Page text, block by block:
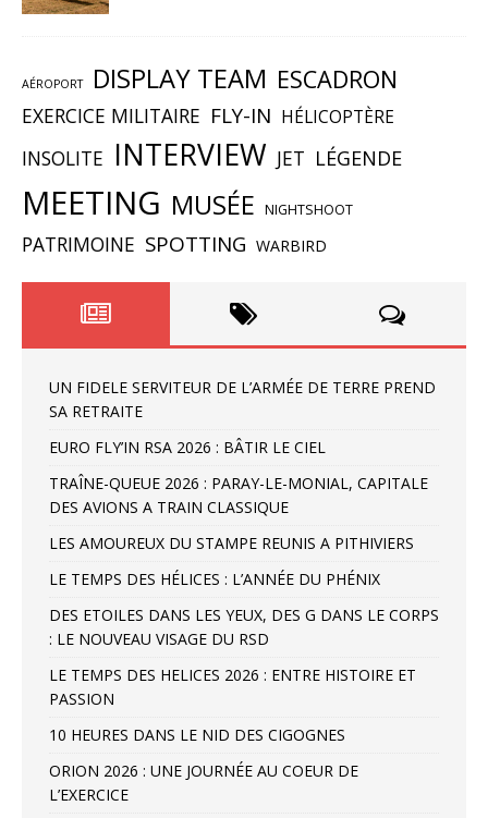
AÉROPORT DISPLAY TEAM ESCADRON
EXERCICE MILITAIRE FLY-IN HÉLICOPTÈRE
INSOLITE INTERVIEW JET LÉGENDE
MEETING MUSÉE NIGHTSHOOT
PATRIMOINE SPOTTING WARBIRD
UN FIDELE SERVITEUR DE L’ARMÉE DE TERRE PREND
SA RETRAITE
EURO FLY’IN RSA 2026 : BÂTIR LE CIEL
TRAÎNE-QUEUE 2026 : PARAY-LE-MONIAL, CAPITALE
DES AVIONS A TRAIN CLASSIQUE
LES AMOUREUX DU STAMPE REUNIS A PITHIVIERS
LE TEMPS DES HÉLICES : L’ANNÉE DU PHÉNIX
DES ETOILES DANS LES YEUX, DES G DANS LE CORPS
: LE NOUVEAU VISAGE DU RSD
LE TEMPS DES HELICES 2026 : ENTRE HISTOIRE ET
PASSION
10 HEURES DANS LE NID DES CIGOGNES
ORION 2026 : UNE JOURNÉE AU COEUR DE
L’EXERCICE